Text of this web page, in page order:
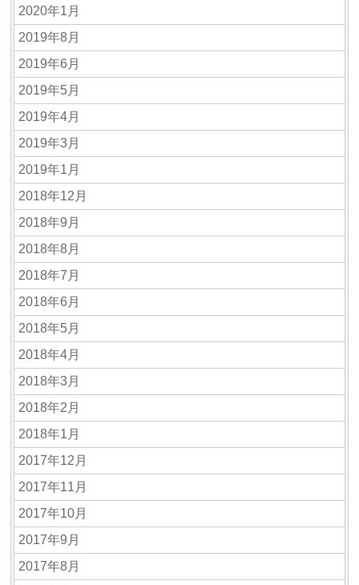
2020年1月
2019年8月
2019年6月
2019年5月
2019年4月
2019年3月
2019年1月
2018年12月
2018年9月
2018年8月
2018年7月
2018年6月
2018年5月
2018年4月
2018年3月
2018年2月
2018年1月
2017年12月
2017年11月
2017年10月
2017年9月
2017年8月